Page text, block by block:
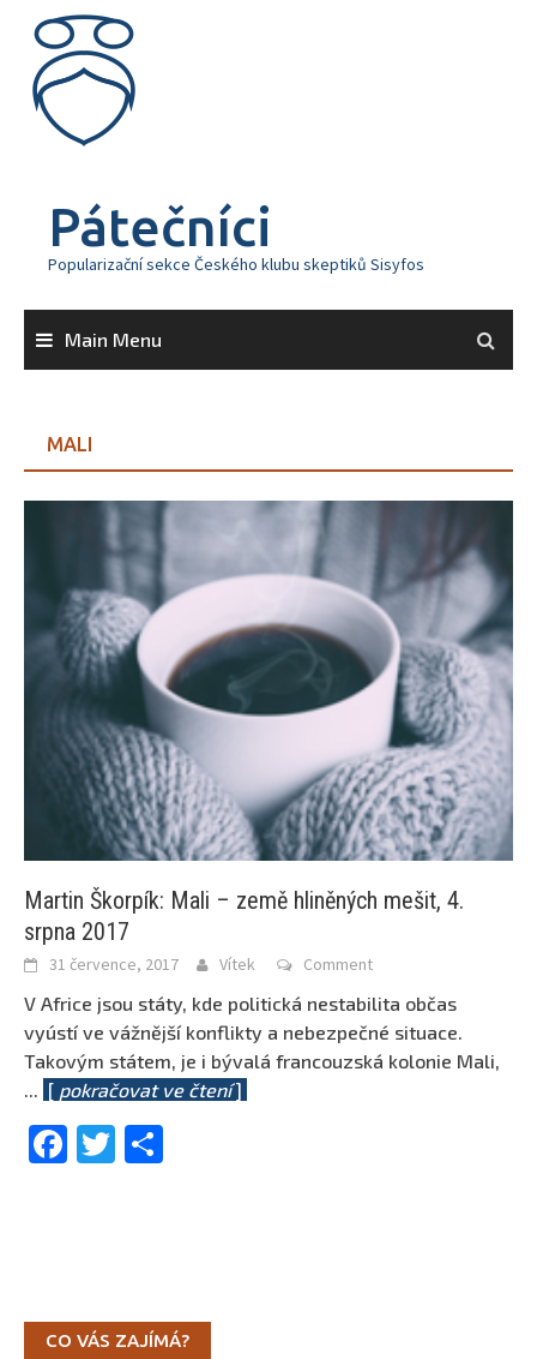
content
Pátečníci
Popularizační sekce Českého klubu skeptiků Sisyfos
Main Menu
MALI
Martin Škorpík: Mali – země hliněných mešit, 4.
srpna 2017
31 července, 2017 Vítek Comment
V Africe jsou státy, kde politická nestabilita občas
vyústí ve vážnější konflikty a nebezpečné situace.
Takovým státem, je i bývalá francouzská kolonie Mali,
... [ pokračovat ve čtení]
Facebook
Twitter
CO VÁS ZAJÍMÁ?